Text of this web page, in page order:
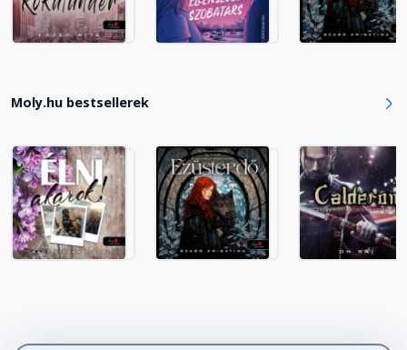
18. fejezet
Fejezet hossza: 00:15:56
Fejezet hossza: 00:07:05
20. fejezet
Fejezet hossza: 00:07:19
21. fejezet
22. fejezet
Moly.hu bestsellerek